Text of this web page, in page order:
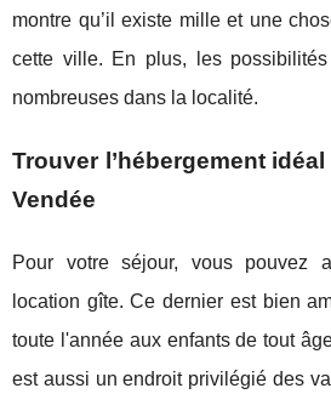
montre qu’il existe mille et une
cette ville. En plus, les
nombreuses dans la localité.
Trouver l’hébergement
Vendée
Pour votre séjour, vous pouvez
location gîte. Ce dernier est bien
toute l'année aux enfants de tout
est aussi un endroit privilégié des